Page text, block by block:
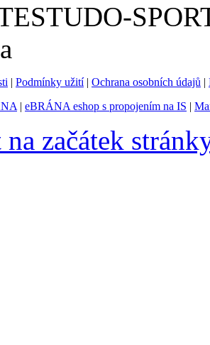
| Podmínky užití| Ochrana osobních údajů |
| eBRÁNA eshop s propojením na IS |
začátek